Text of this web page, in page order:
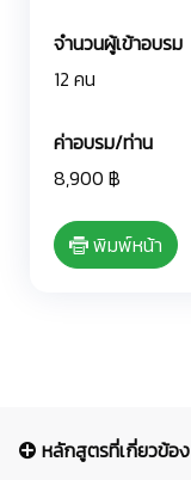
จำนวนผู้เข้าอบรม
12 คน
ค่าอบรม/ท่าน
8,900 ฿
พิมพ์หน้า
หลักสูตรที่เกี่ยวข้อง